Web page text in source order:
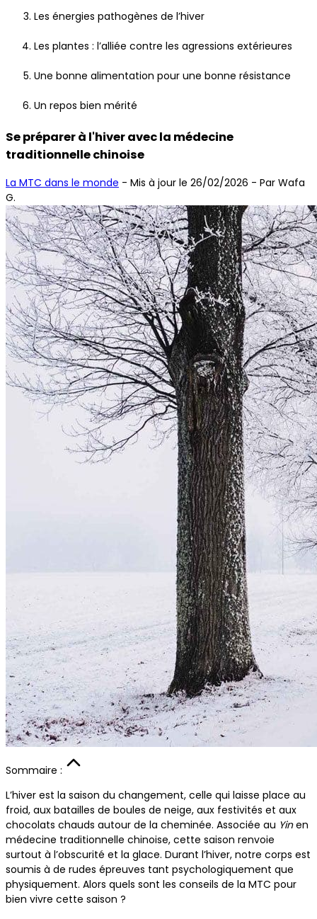
Les énergies pathogènes de l’hiver
Les plantes : l’alliée contre les agressions extérieures
Une bonne alimentation pour une bonne résistance
Un repos bien mérité
Se préparer à l'hiver avec la médecine
traditionnelle chinoise
La MTC dans le monde - Mis à jour le 26/02/2026 - Par Wafa
G.
Sommaire :
L’hiver est la saison du changement, celle qui laisse place au
froid, aux batailles de boules de neige, aux festivités et aux
chocolats chauds autour de la cheminée. Associée au Yinen
médecine traditionnelle chinoise, cette saison renvoie
surtout à l’obscurité et la glace. Durant l’hiver, notre corps est
soumis à de rudes épreuves tant psychologiquement que
physiquement. Alors quels sont les conseils de la MTC pour
bien vivre cette saison ?